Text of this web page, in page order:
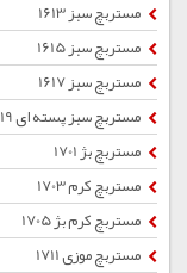
مستربچ سبز 1613
مستربچ سبز 1615
مستربچ سبز 1617
مستربچ سبز پسته ای 1619
مستربچ بژ 1701
مستربچ کرم 1703
مستربچ کرم بژ 1705
مستربچ موزی 1711